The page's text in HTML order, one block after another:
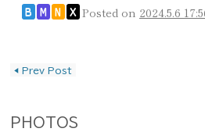
B M N X Posted on 2024.5.6
◀ Prev Post
PHOTOS